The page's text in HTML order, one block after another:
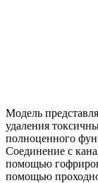
Модель
удаления
полноценного
Соединение с
помощью
помощью